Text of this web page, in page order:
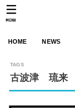
HOME NEWS
MENU
古波津 琉来